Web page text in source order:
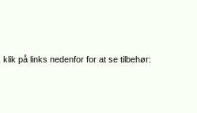
på links nedenfor for at se tilbehør: